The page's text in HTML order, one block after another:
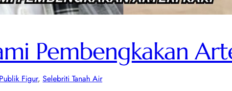
Pembengkakan
Figur, Selebriti Tanah Air